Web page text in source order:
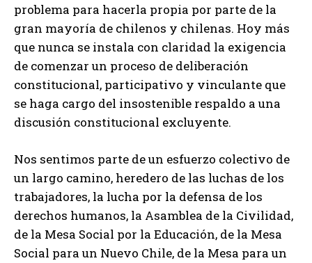
problema para hacerla propia por parte de la
gran mayoría de chilenos y chilenas. Hoy más
que nunca se instala con claridad la exigencia
de comenzar un proceso de deliberación
constitucional, participativo y vinculante que
se haga cargo del insostenible respaldo a una
discusión constitucional excluyente.
Nos sentimos parte de un esfuerzo colectivo de
un largo camino, heredero de las luchas de los
trabajadores, la lucha por la defensa de los
derechos humanos, la Asamblea de la Civilidad,
de la Mesa Social por la Educación, de la Mesa
Social para un Nuevo Chile, de la Mesa para un